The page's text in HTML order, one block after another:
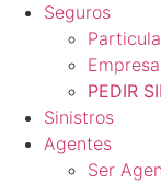
Seguros
PEDIR
Sinistros
Agentes
Ser